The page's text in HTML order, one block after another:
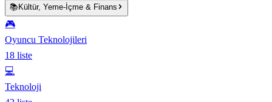
📚 Kültür, Yeme-İçme & Finans
🎮
Oyuncu Teknolojileri
18 liste
💻
Teknoloji